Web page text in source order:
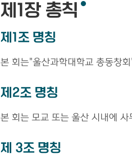
제1장 총칙
제1조 명칭
본 회는"울산과학대학교 총동창
제2조 명칭
본 회는 모교 또는 울산 시내에
제 3조 명칭